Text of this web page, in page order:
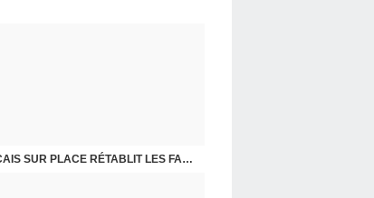
CRISE MIGRATOIRE À CEUTA : UN JEUNE FRANÇAIS SUR PLACE RÉTABLIT LES FAITS ! - RAPHAËL AYMA